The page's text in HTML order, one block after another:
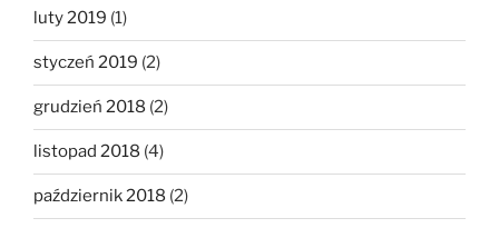
luty 2019 (1)
styczeń 2019 (2)
grudzień 2018 (2)
listopad 2018 (4)
październik 2018 (2)